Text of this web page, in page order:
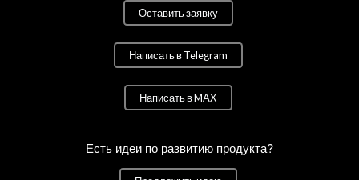
Оставить заявку
Написать в Telegram
Написать в MAX
Есть идеи по развитию продукта?